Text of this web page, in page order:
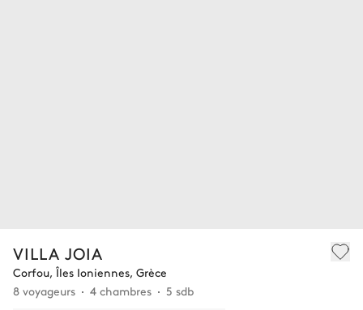
VILLA JOIA
Corfou, Îles Ioniennes, Grèce
8 voyageurs
4 chambres 5 sdb